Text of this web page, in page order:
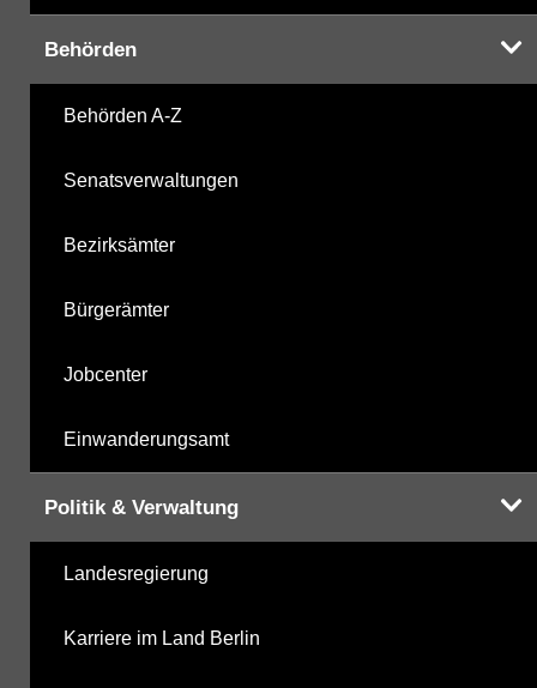
Behörden
Behörden A-Z
Senatsverwaltungen
Bezirksämter
Bürgerämter
Jobcenter
Einwanderungsamt
Politik & Verwaltung
Landesregierung
Karriere im Land Berlin